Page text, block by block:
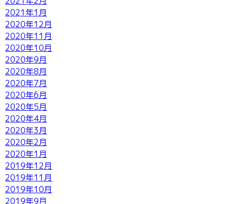
2021年1月
2020年12月
2020年11月
2020年10月
2020年9月
2020年8月
2020年7月
2020年6月
2020年5月
2020年4月
2020年3月
2020年2月
2020年1月
2019年12月
2019年11月
2019年10月
2019年9月